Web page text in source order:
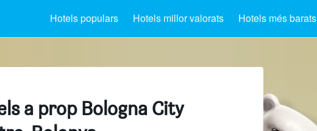
Hotels populars Hotels millor valorats Hotels més barats
a prop Bologna City